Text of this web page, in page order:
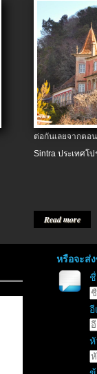
ต่อกันเลยจากต
Sintra ประเทศโป
Read more
หรือจะส่
อี
หั